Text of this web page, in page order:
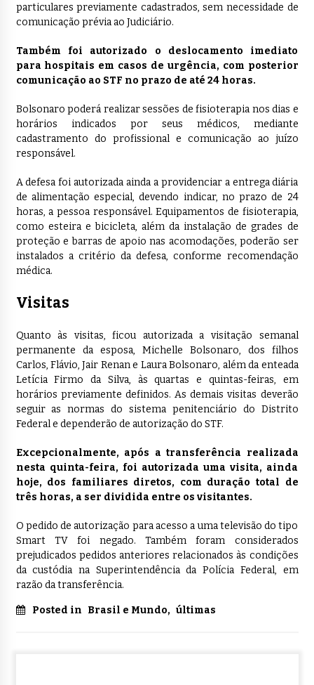
particulares previamente cadastrados, sem necessidade de
comunicação prévia ao Judiciário.
Também foi autorizado o deslocamento imediato
para hospitais em casos de urgência, com posterior
comunicação ao STF no prazo de até 24 horas.
Bolsonaro poderá realizar sessões de fisioterapia nos dias e
horários indicados por seus médicos, mediante
cadastramento do profissional e comunicação ao juízo
responsável.
A defesa foi autorizada ainda a providenciar a entrega diária
de alimentação especial, devendo indicar, no prazo de 24
horas, a pessoa responsável. Equipamentos de fisioterapia,
como esteira e bicicleta, além da instalação de grades de
proteção e barras de apoio nas acomodações, poderão ser
instalados a critério da defesa, conforme recomendação
médica.
Visitas
Quanto às visitas, ficou autorizada a visitação semanal
permanente da esposa, Michelle Bolsonaro, dos filhos
Carlos, Flávio, Jair Renan e Laura Bolsonaro, além da enteada
Letícia Firmo da Silva, às quartas e quintas-feiras, em
horários previamente definidos. As demais visitas deverão
seguir as normas do sistema penitenciário do Distrito
Federal e dependerão de autorização do STF.
Excepcionalmente, após a transferência realizada
nesta quinta-feira, foi autorizada uma visita, ainda
hoje, dos familiares diretos, com duração total de
três horas, a ser dividida entre os visitantes.
O pedido de autorização para acesso a uma televisão do tipo
Smart TV foi negado. Também foram considerados
prejudicados pedidos anteriores relacionados às condições
da custódia na Superintendência da Polícia Federal, em
razão da transferência.
Posted in Brasil e Mundo, últimas